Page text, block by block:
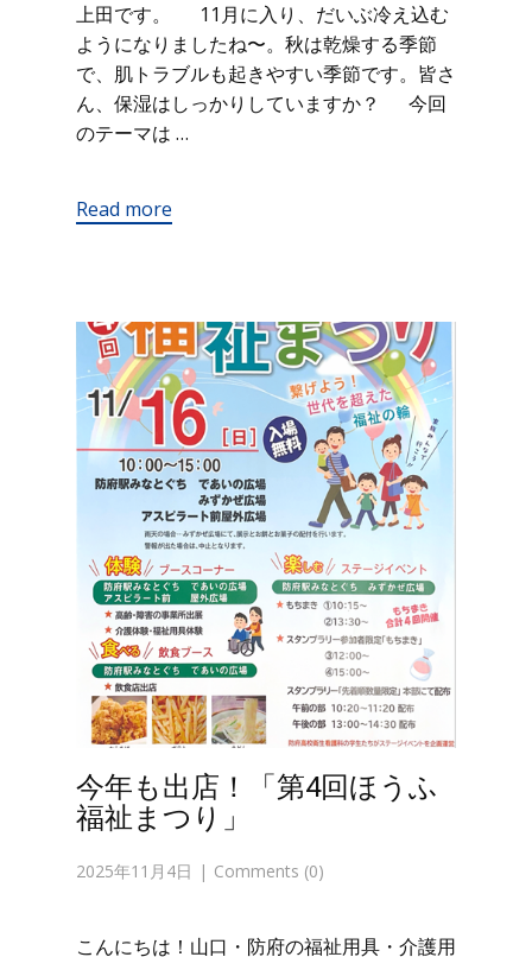
上田です。 11月に入り、だいぶ冷え込む
ようになりましたね〜。秋は乾燥する季節
で、肌トラブルも起きやすい季節です。皆さ
ん、保湿はしっかりしていますか？ 今回
のテーマは …
Read more
今年も出店！「第4回ほうふ
福祉まつり」
2025年11月4日 Comments (0)
こんにちは！山口・防府の福祉用具・介護用